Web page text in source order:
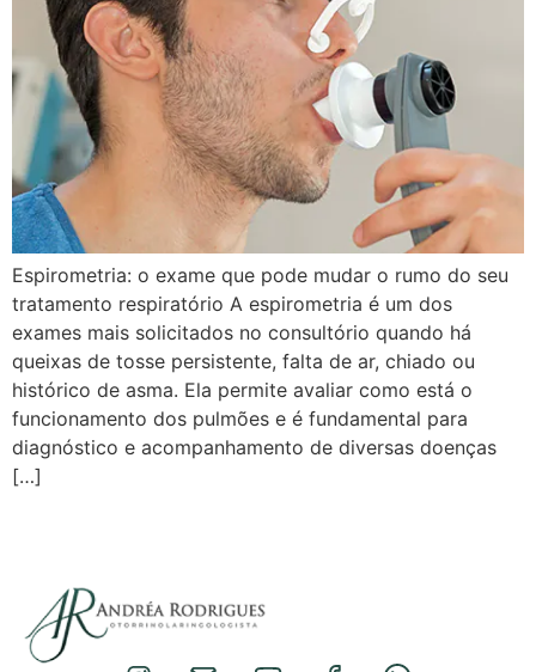
Espirometria: o exame que pode mudar o rumo do seu
tratamento respiratório A espirometria é um dos
exames mais solicitados no consultório quando há
queixas de tosse persistente, falta de ar, chiado ou
histórico de asma. Ela permite avaliar como está o
funcionamento dos pulmões e é fundamental para
diagnóstico e acompanhamento de diversas doenças
[…]